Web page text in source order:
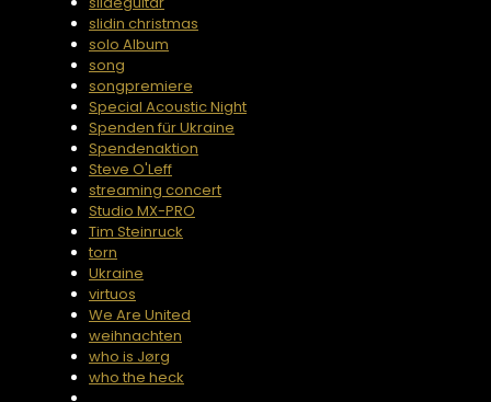
slidin christmas
solo Album
song
songpremiere
Special Acoustic Night
Spenden für Ukraine
Spendenaktion
Steve O'Leff
streaming concert
Studio MX-PRO
Tim Steinruck
torn
Ukraine
virtuos
We Are United
weihnachten
who is Jørg
who the heck